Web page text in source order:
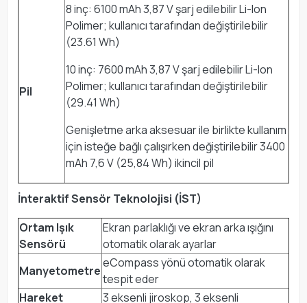
Pil
8 inç: 6100 mAh 3,87 V şarj edilebilir Li-Ion
Polimer; kullanıcı tarafından değiştirilebilir
(23.61 Wh)
10 inç: 7600 mAh 3,87 V şarj edilebilir Li-Ion
Polimer; kullanıcı tarafından değiştirilebilir
(29.41 Wh)
Genişletme arka aksesuar ile birlikte kullanım
için isteğe bağlı çalışırken değiştirilebilir 3400
mAh 7,6 V (25,84 Wh) ikincil pil
İnteraktif Sensör Teknolojisi (İST)
Ortam Işık
Sensörü
Ekran parlaklığı ve ekran arka ışığını
otomatik olarak ayarlar
Manyetometre
eCompass yönü otomatik olarak
tespit eder
Hareket
3 eksenli jiroskop, 3 eksenli